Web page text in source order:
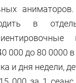
в
000 до 80 0000
и дня недели,